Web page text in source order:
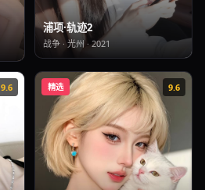
浦项·轨迹2
战争 · 光州·2021
9.6 精选 9.6